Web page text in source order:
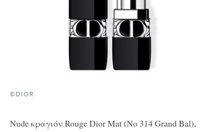
©DIOR
Nude κραγιόν Rouge Dior Mat (No 314 Grand Bal),